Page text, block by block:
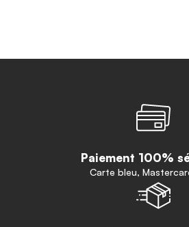
Paiement 100%
Carte bleu,